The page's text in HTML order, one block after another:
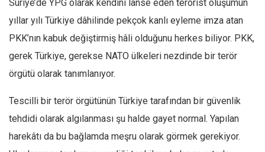
Suriye’de YPG olarak kendini lanse eden terörist oluşumun
yıllar yılı Türkiye dâhilinde pekçok kanlı eyleme imza atan
PKK’nın kabuk değiştirmiş hâli olduğunu herkes biliyor. PKK,
gerek Türkiye, gerekse NATO ülkeleri nezdinde bir terör
örgütü olarak tanımlanıyor.
Tescilli bir terör örgütünün Türkiye tarafından bir güvenlik
tehdidi olarak algılanması şu halde gayet normal. Yapılan
harekâtı da bu bağlamda meşru olarak görmek gerekiyor.